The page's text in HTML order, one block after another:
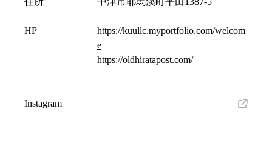
HP
https://kuullc.myportfolio.com/welcom
e
https://oldhiratapost.com/
Instagram